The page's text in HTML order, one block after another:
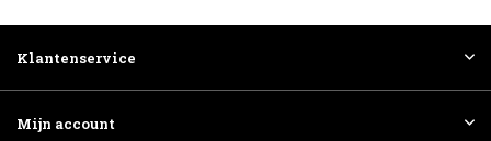
Klantenservice
Mijn account